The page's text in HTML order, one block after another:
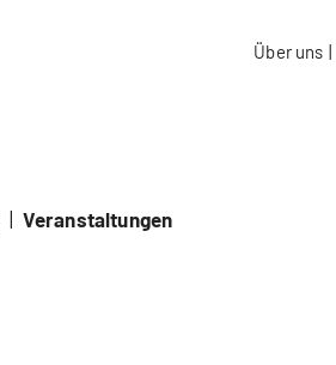
Über uns |
Veranstaltungen